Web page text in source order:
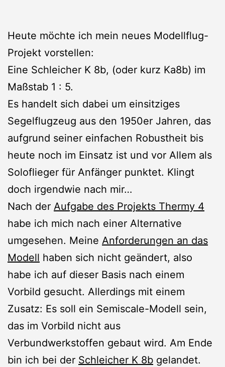
Heute möchte ich mein neues Modellflug-
Projekt vorstellen:
Eine Schleicher K 8b, (oder kurz Ka8b) im
Maßstab 1 : 5.
Es handelt sich dabei um einsitziges
Segelflugzeug aus den 1950er Jahren, das
aufgrund seiner einfachen Robustheit bis
heute noch im Einsatz ist und vor Allem als
Soloflieger für Anfänger punktet. Klingt
doch irgendwie nach mir…
Nach der Aufgabe des Projekts Thermy 4
habe ich mich nach einer Alternative
umgesehen. Meine Anforderungen an das
Modell haben sich nicht geändert, also
habe ich auf dieser Basis nach einem
Vorbild gesucht. Allerdings mit einem
Zusatz: Es soll ein Semiscale-Modell sein,
das im Vorbild nicht aus
Verbundwerkstoffen gebaut wird. Am Ende
bin ich bei der Schleicher K 8b gelandet.